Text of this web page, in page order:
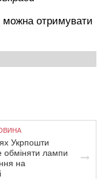
можна отримувати
Укрпошти
обміняти лампи
на